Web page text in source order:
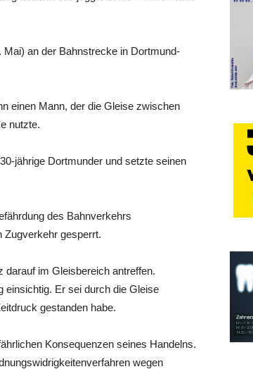
an der Bahnstrecke in Dortmund-
einen Mann, der die Gleise zwischen
nutzte.
jährige Dortmunder und setzte seinen
des Bahnverkehrs
Zugverkehr gesperrt.
darauf im Gleisbereich antreffen.
einsichtig. Er sei durch die Gleise
gestanden habe.
Konsequenzen seines Handelns.
wegen